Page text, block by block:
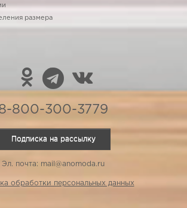
размера
800-300-3779
Подписка на рассылку
Эл. почта: mail@anomoda.ru
обработки персональных данных